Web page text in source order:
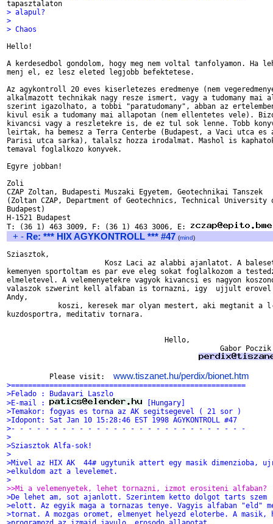
> alapul?
>
> Chaos
Hello!
A kerdesedbol gondolom, hogy meg nem voltal tanfolyamon. Ha
menj el, ez lesz eleted legjobb befektetese.
Az agykontroll 20 eves kiserletezes eredmenye (nem
alkalmazott technikak nagy resze ismert, vagy a tudomany mai
szerint igazolhato, a tobbi "paratudomany", abban az
kivul esik a tudomany mai allapotan (nem ellentetes vele).
kivancsi vagy a reszletekre is, de ez tul sok lenne. Tobb
leirtak, ha bemesz a Terra Centerbe (Budapest, a Vaci utca es
Parisi utca sarka), talalsz hozza irodalmat. Mashol is
temaval foglalkozo konyvek.
Egyre jobban!
Zoli
CZAP Zoltan, Budapesti Muszaki Egyetem, Geotechnikai Tanszek
(Zoltan CZAP, Department of Geotechnics, Technical University
Budapest)
H-1521 Budapest
T: (36 1) 463 3009, F: (36 1) 463 3006, E:
+ - Re: *** HIX AGYKONTROLL *** #47 (mind)
Sziasztok,
Kosz Laci az alabbi ajanlatot. A
kemenyen sportoltam es par eve eleg sokat foglalkozom a
elmeletevel. A velemenyetekre vagyok kivancsi es nagyon
valaszok szwerint kell alfaban is tornazni, igy  ujjult erovel
Andy,
koszi, keresek mar olyan mestert, aki megtanit a
kuzdosportra, meditativ tornara.
                                     Hello,
                                                  Gabor Poczik
          Please visit:
www.tiszanet.hu/perdix/bionet.htm
>=======================================================
>Felado : Budavari Laszlo
>E-mail :
[Hungary]
>Temakor: fogyas es torna az AK segitsegevel ( 21 sor )
>Idopont: Sat Jan 10 15:28:46 EST 1998 AGYKONTROLL #47
>- - - - - - - - - - - - - - - - - - - - - - - - - - - -
>
>Sziasztok Alfa-sok!
>
>Mivel az HIX AK  44# ugytunik attert egy masik dimenzioba,
>elkuldom azt a levelemet.
>
>>Mi a velemenyetek, lehet tornazni, izmot erositeni alfaban?
>De lehet am, sot ajanlott. Szerintem ketto dolgot tarts szem
>elott. Az egyik maga a tornazas tenye. Vagyis alfaban "eld"
>tornat. A mozgas oromet, elmenyet helyezd eloterbe. A masik,